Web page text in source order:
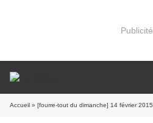
Publicité
Accueil » [fourre-tout du dimanche] 14 février 2015